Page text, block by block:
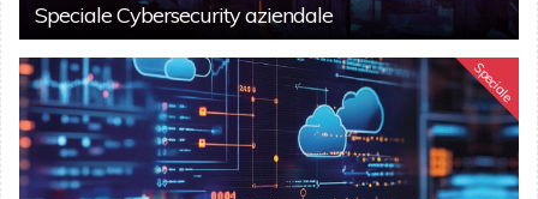
Speciale Cybersecurity aziendale
Speciale